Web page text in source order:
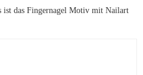
ist das Fingernagel Motiv mit Nailart